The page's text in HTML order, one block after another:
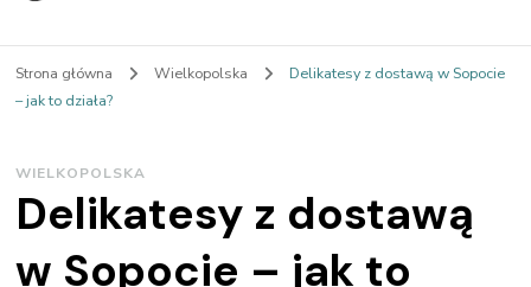
Strona główna Wielkopolska
Delikatesy z dostawą w Sopocie
– jak to działa?
WIELKOPOLSKA
Delikatesy z dostawą
w Sopocie – jak to